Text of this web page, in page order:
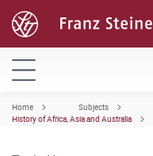
Home Subjects
History of Africa, Asia and Australia